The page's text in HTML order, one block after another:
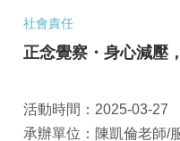
社會責任
正念覺察・身心減壓
活動時間：2025-03-27
承辦單位：陳凱倫老師/